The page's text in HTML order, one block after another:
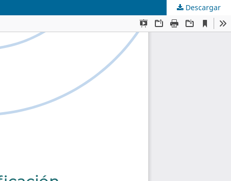
Descargar